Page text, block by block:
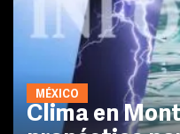
MÉXICO
Clima en